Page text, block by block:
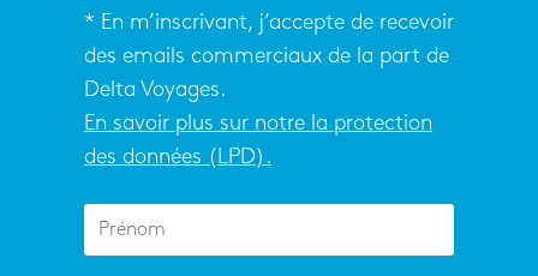
* En m’inscrivant, j’accepte de recevoir
des emails commerciaux de la part de
Delta Voyages.
En savoir plus sur notre la protection
des données (LPD).